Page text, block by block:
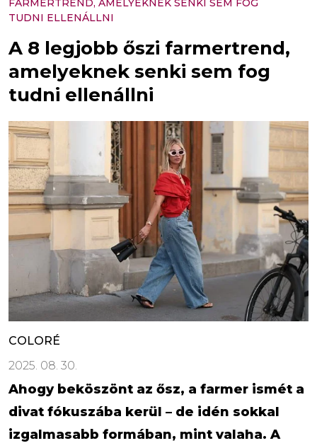
FARMERTREND, AMELYEKNEK SENKI SEM FOG
TUDNI ELLENÁLLNI
A 8 legjobb őszi farmertrend,
amelyeknek senki sem fog
tudni ellenállni
COLORÉ
2025. 08. 30.
Ahogy beköszönt az ősz, a farmer ismét a
divat fókuszába kerül – de idén sokkal
izgalmasabb formában, mint valaha. A